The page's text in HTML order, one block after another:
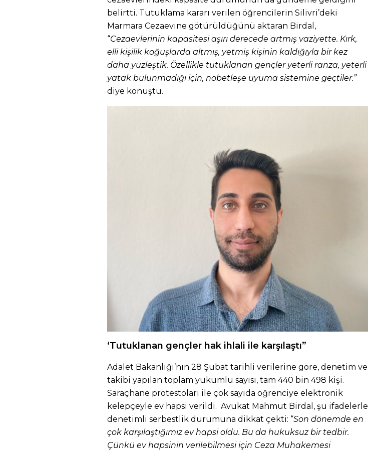
belirtti. Tutuklama kararı verilen öğrencilerin Silivri’deki
Marmara Cezaevine götürüldüğünü aktaran Birdal,
“Cezaevlerinin kapasitesi aşırı derecede artmış vaziyette. Kırk,
elli kişilik koğuşlarda altmış, yetmiş kişinin kaldığıyla bir kez
daha yüzleştik. Özellikle tutuklanan gençler yeterli ranza, yeterli
yatak bulunmadığı için, nöbetleşe uyuma sistemine geçtiler.”
diye konuştu.
‘Tutuklanan gençler hak ihlali ile karşılaştı”
Adalet Bakanlığı’nın 28 Şubat tarihli verilerine göre, denetim ve
takibi yapılan toplam yükümlü sayısı, tam 440 bin 498 kişi.
Saraçhane protestoları ile çok sayıda öğrenciye elektronik
kelepçeyle ev hapsi verildi. Avukat Mahmut Birdal, şu ifadelerle
denetimli serbestlik durumuna dikkat çekti: “Son dönemde en
çok karşılaştığımız ev hapsi oldu. Bu da hukuksuz bir tedbir.
Çünkü ev hapsinin verilebilmesi için Ceza Muhakemesi